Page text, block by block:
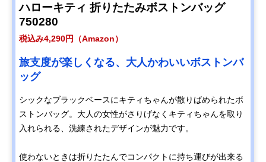
ハローキティ 折りたたみボストンバッグ
750280
税込み4,290円（Amazon）
旅支度が楽しくなる、大人かわいいボストンバ
ッグ
シックなブラックベースにキティちゃんが散りばめられたボ
ストンバッグ。大人の女性がさりげなくキティちゃんを取り
入れられる、洗練されたデザインが魅力です。
使わないときは折りたたんでコンパクトに持ち運びが出来る